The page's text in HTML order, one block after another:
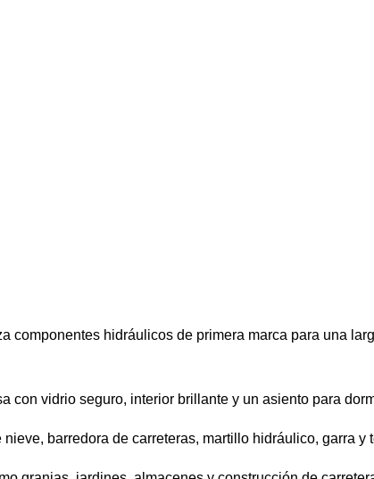
componentes hidráulicos de primera marca para una
con vidrio seguro, interior brillante y un asiento para
barredora de carreteras, martillo hidráulico, garra